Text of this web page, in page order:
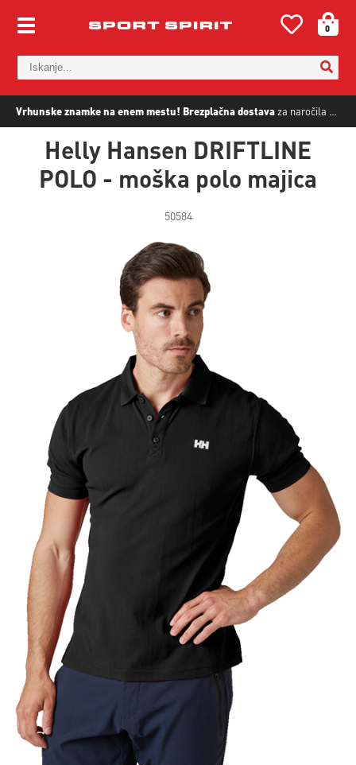
Vrhunske znamke na enem mestu! Brezplačna dostavaza naročila nad
0
Helly Hansen DRIFTLINE
POLO - moška polo majica
50584